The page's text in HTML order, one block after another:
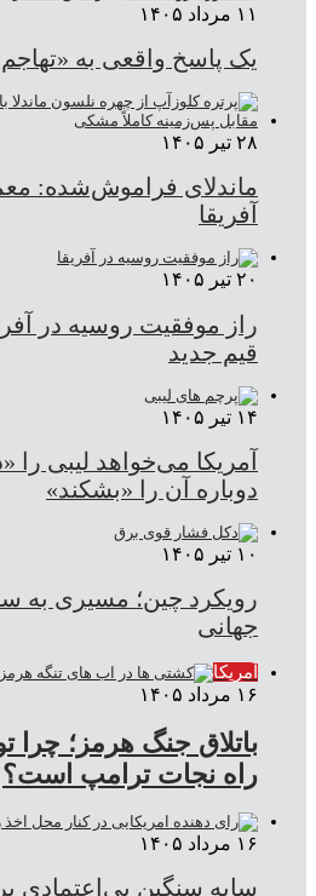
۱۱ مرداد ۱۴۰۵
یک پاسخ واقعی به
۲۸ تیر ۱۴۰۵
ماندلای فراموش‌شده:
آفریقا
۲۰ تیر ۱۴۰۵
راز موفقیت روسیه در
قیم جدید
۱۴ تیر ۱۴۰۵
آمریکا می‌خواهد لیبی را
دوباره آن را «بشکند»
۱۰ تیر ۱۴۰۵
رویکرد چین؛ مسیری به
جهانی
آمریکا
۱۶ مرداد ۱۴۰۵
باتلاق جنگ هرمز؛ چرا
راه نجات ترامپ است؟
۱۶ مرداد ۱۴۰۵